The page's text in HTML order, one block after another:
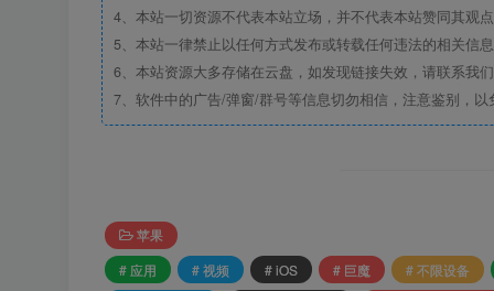
4、本站一切资源不代表本站立场，并不代表本站赞同其观
5、本站一律禁止以任何方式发布或转载任何违法的相关信
6、本站资源大多存储在云盘，如发现链接失效，请联系我
7、软件中的广告/弹窗/群号等信息切勿相信，注意鉴别，以
苹果
# 应用
# 视频 # iOS # 巨魔
# 不限设备